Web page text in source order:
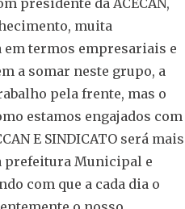
muita
termos empresariais e
a somar neste grupo, a
pela frente, mas o
estamos engajados com
E SINDICATO será mais
prefeitura Municipal e
com que a cada dia o